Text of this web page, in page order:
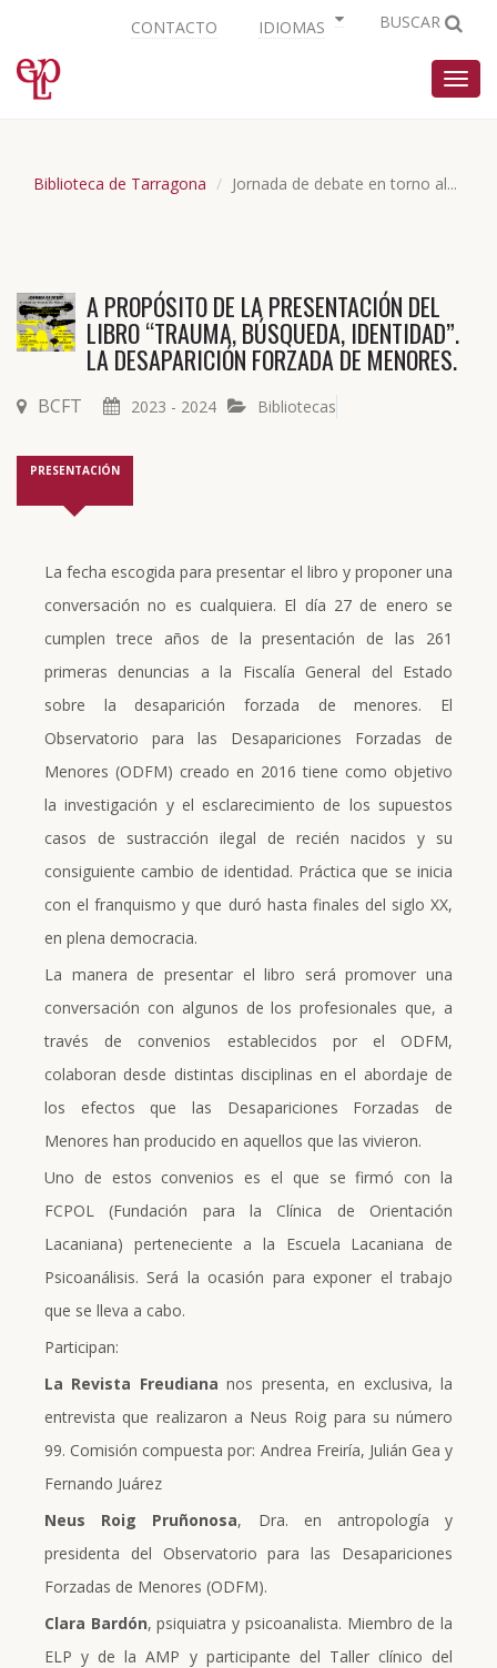
CONTACTO IDIOMAS BUSCAR
Biblioteca de Tarragona Jornada de debate en torno al...
A PROPÓSITO DE LA PRESENTACIÓN DEL
LIBRO “TRAUMA, BÚSQUEDA, IDENTIDAD”.
LA DESAPARICIÓN FORZADA DE MENORES.
BCFT 2023 - 2024 Bibliotecas
PRESENTACIÓN
La fecha escogida para presentar el libro y proponer una
conversación no es cualquiera. El día 27 de enero se
cumplen trece años de la presentación de las 261
primeras denuncias a la Fiscalía General del Estado
sobre la desaparición forzada de menores. El
Observatorio para las Desapariciones Forzadas de
Menores (ODFM) creado en 2016 tiene como objetivo
la investigación y el esclarecimiento de los supuestos
casos de sustracción ilegal de recién nacidos y su
consiguiente cambio de identidad. Práctica que se inicia
con el franquismo y que duró hasta finales del siglo XX,
en plena democracia.
La manera de presentar el libro será promover una
conversación con algunos de los profesionales que, a
través de convenios establecidos por el ODFM,
colaboran desde distintas disciplinas en el abordaje de
los efectos que las Desapariciones Forzadas de
Menores han producido en aquellos que las vivieron.
Uno de estos convenios es el que se firmó con la
FCPOL (Fundación para la Clínica de Orientación
Lacaniana) perteneciente a la Escuela Lacaniana de
Psicoanálisis. Será la ocasión para exponer el trabajo
que se lleva a cabo.
Participan:
La Revista Freudiana nos presenta, en exclusiva, la
entrevista que realizaron a Neus Roig para su número
99. Comisión compuesta por: Andrea Freiría, Julián Gea y
Fernando Juárez
Neus Roig Pruñonosa, Dra. en antropología y
presidenta del Observatorio para las Desapariciones
Forzadas de Menores (ODFM).
Clara Bardón, psiquiatra y psicoanalista. Miembro de la
ELP y de la AMP y participante del Taller clínico del